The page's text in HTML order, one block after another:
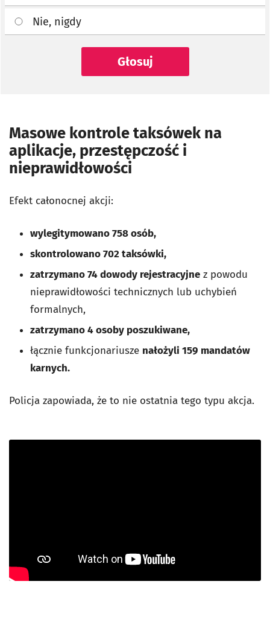
Nie, nigdy
Głosuj
Masowe kontrole taksówek na
aplikacje, przestępczość i
nieprawidłowości
Efekt całonocnej akcji:
wylegitymowano 758 osób,
skontrolowano 702 taksówki,
zatrzymano 74 dowody rejestracyjne z powodu
nieprawidłowości technicznych lub uchybień
formalnych,
zatrzymano 4 osoby poszukiwane,
łącznie funkcjonariusze nałożyli 159 mandatów
karnych.
Policja zapowiada, że to nie ostatnia tego typu akcja.